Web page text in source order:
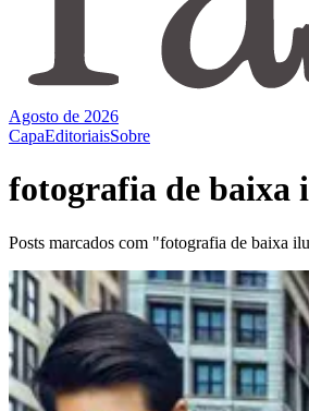
Agosto de 2026
CapaEditoriaisSobre
fotografia de baixa
Posts marcados com "fotografia de baixa